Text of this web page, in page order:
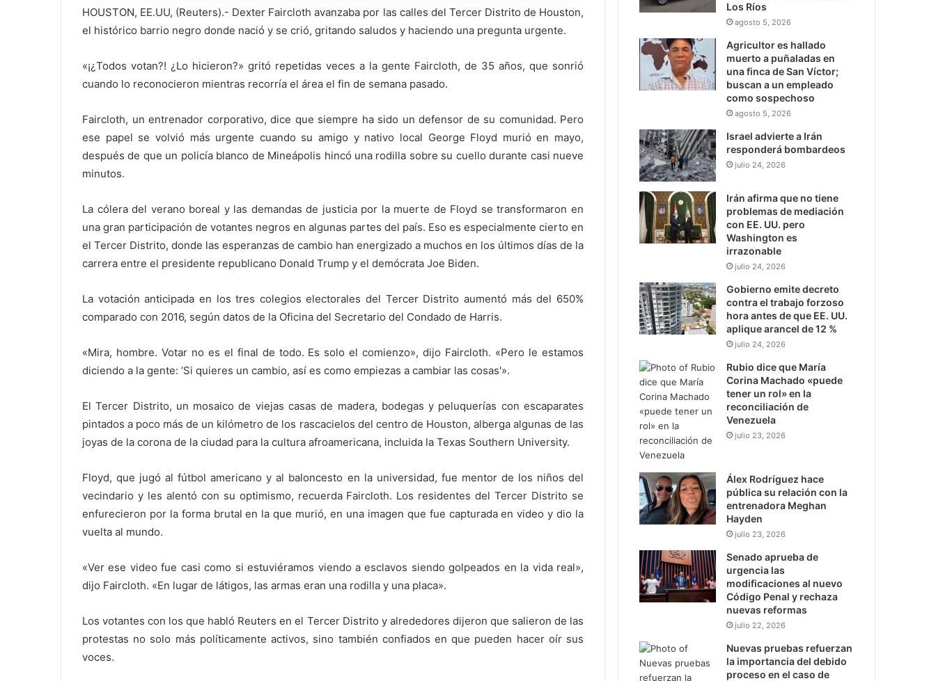
HOUSTON, EE.UU, (Reuters).- Dexter Faircloth avanzaba por las calles del Tercer Distrito de Houston,
el histórico barrio negro donde nació y se crió, gritando saludos y haciendo una pregunta urgente.
«¡¿Todos votan?! ¿Lo hicieron?» gritó repetidas veces a la gente Faircloth, de 35 años, que sonrió
cuando lo reconocieron mientras recorría el área el fin de semana pasado.
Faircloth, un entrenador corporativo, dice que siempre ha sido un defensor de su comunidad. Pero
ese papel se volvió más urgente cuando su amigo y nativo local George Floyd murió en mayo,
después de que un policía blanco de Mineápolis hincó una rodilla sobre su cuello durante casi nueve
minutos.
La cólera del verano boreal y las demandas de justicia por la muerte de Floyd se transformaron en
una gran participación de votantes negros en algunas partes del país. Eso es especialmente cierto en
el Tercer Distrito, donde las esperanzas de cambio han energizado a muchos en los últimos días de la
carrera entre el presidente republicano Donald Trump y el demócrata Joe Biden.
La votación anticipada en los tres colegios electorales del Tercer Distrito aumentó más del 650%
comparado con 2016, según datos de la Oficina del Secretario del Condado de Harris.
«Mira, hombre. Votar no es el final de todo. Es solo el comienzo», dijo Faircloth. «Pero le estamos
diciendo a la gente: ‘Si quieres un cambio, así es como empiezas a cambiar las cosas'».
El Tercer Distrito, un mosaico de viejas casas de madera, bodegas y peluquerías con escaparates
pintados a poco más de un kilómetro de los rascacielos del centro de Houston, alberga algunas de las
joyas de la corona de la ciudad para la cultura afroamericana, incluida la Texas Southern University.
Floyd, que jugó al fútbol americano y al baloncesto en la universidad, fue mentor de los niños del
vecindario y les alentó con su optimismo, recuerda Faircloth. Los residentes del Tercer Distrito se
enfurecieron por la forma brutal en la que murió, en una imagen que fue capturada en video y dio la
vuelta al mundo.
«Ver ese video fue casi como si estuviéramos viendo a esclavos siendo golpeados en la vida real»,
dijo Faircloth. «En lugar de látigos, las armas eran una rodilla y una placa».
Los votantes con los que habló Reuters en el Tercer Distrito y alrededores dijeron que salieron de las
protestas no solo más políticamente activos, sino también confiados en que pueden hacer oír sus
voces.
Los Ríos
agosto 5, 2026
Agricultor es hallado
muerto a puñaladas en
una finca de San Víctor;
buscan a un empleado
como sospechoso
agosto 5, 2026
Israel advierte a Irán
responderá bombardeos
julio 24, 2026
Irán afirma que no tiene
problemas de mediación
con EE. UU. pero
Washington es
irrazonable
julio 24, 2026
Gobierno emite decreto
contra el trabajo forzoso
hora antes de que EE. UU.
aplique arancel de 12 %
julio 24, 2026
Rubio dice que María
Corina Machado «puede
tener un rol» en la
reconciliación de
Venezuela
julio 23, 2026
Álex Rodríguez hace
pública su relación con la
entrenadora Meghan
Hayden
julio 23, 2026
Senado aprueba de
urgencia las
modificaciones al nuevo
Código Penal y rechaza
nuevas reformas
julio 22, 2026
Nuevas pruebas refuerzan
la importancia del debido
proceso en el caso de